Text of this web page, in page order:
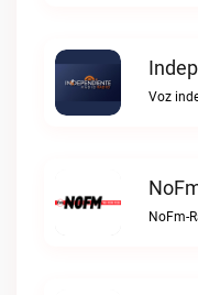
Voz
NoFm-